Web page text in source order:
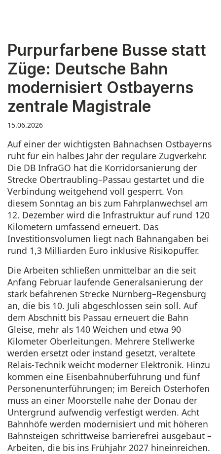
Purpurfarbene Busse statt
Züge: Deutsche Bahn
modernisiert Ostbayerns
zentrale Magistrale
15.06.2026
Auf einer der wichtigsten Bahnachsen Ostbayerns
ruht für ein halbes Jahr der reguläre Zugverkehr.
Die DB InfraGO hat die Korridorsanierung der
Strecke Obertraubling–Passau gestartet und die
Verbindung weitgehend voll gesperrt. Von
diesem Sonntag an bis zum Fahrplanwechsel am
12. Dezember wird die Infrastruktur auf rund 120
Kilometern umfassend erneuert. Das
Investitionsvolumen liegt nach Bahnangaben bei
rund 1,3 Milliarden Euro inklusive Risikopuffer.
Die Arbeiten schließen unmittelbar an die seit
Anfang Februar laufende Generalsanierung der
stark befahrenen Strecke Nürnberg–Regensburg
an, die bis 10. Juli abgeschlossen sein soll. Auf
dem Abschnitt bis Passau erneuert die Bahn
Gleise, mehr als 140 Weichen und etwa 90
Kilometer Oberleitungen. Mehrere Stellwerke
werden ersetzt oder instand gesetzt, veraltete
Relais‑Technik weicht moderner Elektronik. Hinzu
kommen eine Eisenbahnüberführung und fünf
Personenunterführungen; im Bereich Osterhofen
muss an einer Moorstelle nahe der Donau der
Untergrund aufwendig verfestigt werden. Acht
Bahnhöfe werden modernisiert und mit höheren
Bahnsteigen schrittweise barrierefrei ausgebaut –
Arbeiten, die bis ins Frühjahr 2027 hineinreichen.